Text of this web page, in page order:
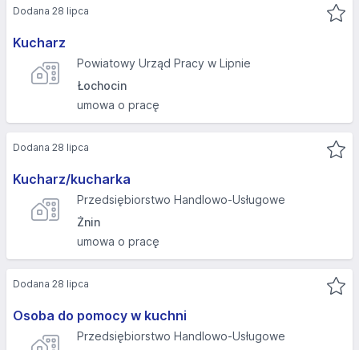
Kucharz
Powiatowy Urząd Pracy w Lipnie
Łochocin
umowa o pracę
Dodana 28 lipca
Kucharz/kucharka
Przedsiębiorstwo Handlowo-Usługowe
Żnin
umowa o pracę
Dodana 28 lipca
Osoba do pomocy w kuchni
Przedsiębiorstwo Handlowo-Usługowe
Dodana 28 lipca